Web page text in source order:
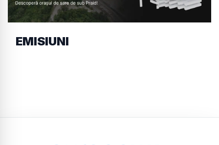
EMISIUNI